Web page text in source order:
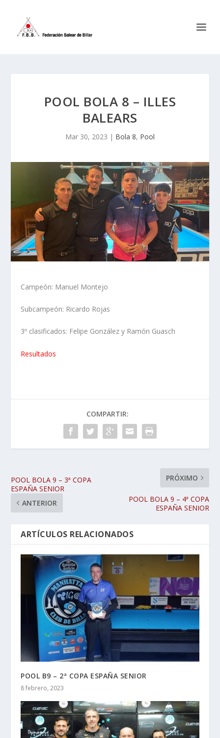
POOL BOLA 8 – ILLES
BALEARS
Mar 30, 2023 | Bola 8, Pool
Campeón: Manuel Montejo
Subcampeón: Ricardo Rojas
3º clasificados: Felipe González y Ramón Guasch
Resultados
COMPARTIR:
POOL BOLA 9 – 3ª COPA
ESPAÑA SENIOR
ANTERIOR
PRÓXIMO
POOL BOLA 9 – 4ª COPA
ESPAÑA SENIOR
ARTÍCULOS RELACIONADOS
POOL B9 – 2ª COPA ESPAÑA SENIOR
8 febrero, 2023